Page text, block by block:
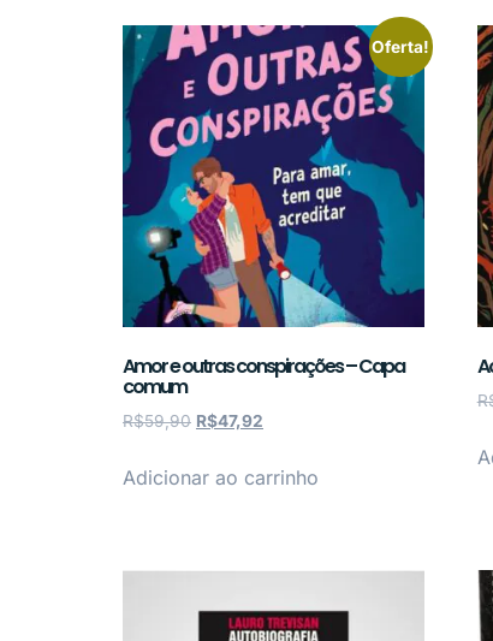
Oferta!
Amor e outras conspirações – Capa
comum
R$59,90 R$47,92
Adicionar ao carrinho